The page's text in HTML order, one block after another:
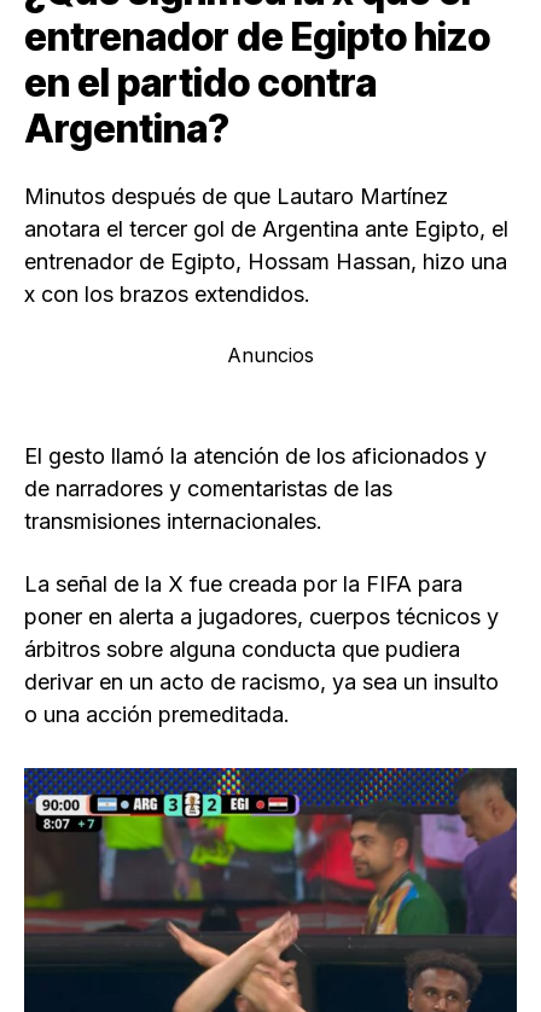
entrenador de Egipto hizo
en el partido contra
Argentina?
Minutos después de que Lautaro Martínez
anotara el tercer gol de Argentina ante Egipto, el
entrenador de Egipto, Hossam Hassan, hizo una
x con los brazos extendidos.
Anuncios
El gesto llamó la atención de los aficionados y
de narradores y comentaristas de las
transmisiones internacionales.
La señal de la X fue creada por la FIFA para
poner en alerta a jugadores, cuerpos técnicos y
árbitros sobre alguna conducta que pudiera
derivar en un acto de racismo, ya sea un insulto
o una acción premeditada.